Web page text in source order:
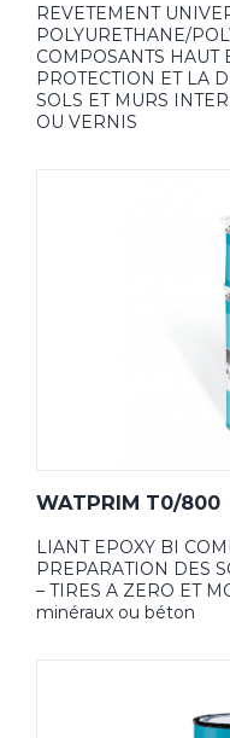
REVETEMENT
POLYURETHANE/
COMPOSANTS HAUT
PROTECTION ET LA
SOLS ET MURS
OU VERNIS
WATPRIM T0/800
LIANT EPOXY BI
PREPARATION DES
– TIRES A ZERO ET
minéraux ou béton